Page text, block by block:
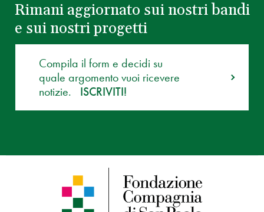
Rimani aggiornato sui nostri bandi
e sui nostri progetti
Compila il form e decidi su
quale argomento vuoi ricevere
notizie.
ISCRIVITI!